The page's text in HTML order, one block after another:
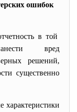
ошибок
в той
вред
решений,
существенно